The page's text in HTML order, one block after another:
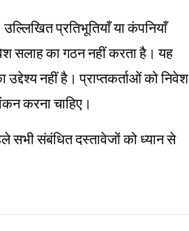
प्रतिभूतियाँ या कंपनियाँ
सलाह का गठन नहीं करता है। यह
नहीं है। प्राप्तकर्ताओं को निवेश
करना चाहिए।
सभी संबंधित दस्तावेजों को ध्यान से